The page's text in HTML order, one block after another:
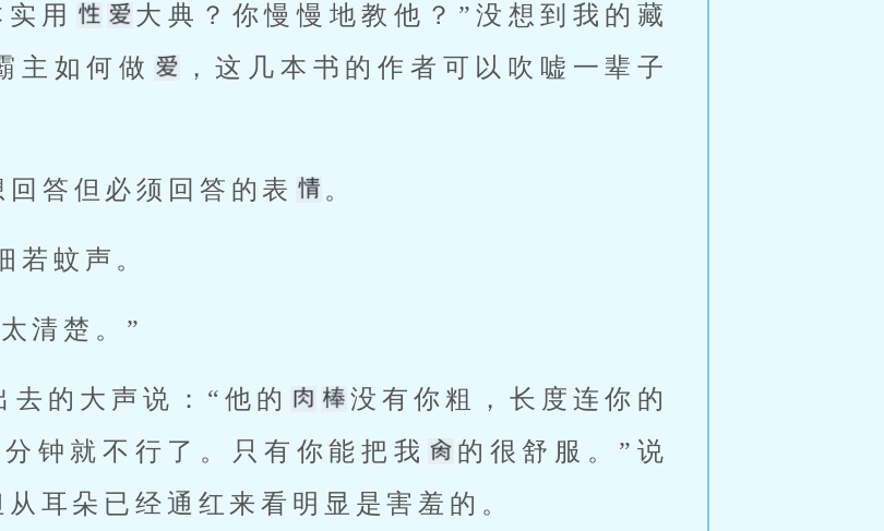
用
大典？你慢慢地教他？”没想到我的藏
主如何做
，这几本书的作者可以吹嘘一辈子
答但必须回答的表 。
若蚊声。
清楚。”
去的大声说：“他的
没有你粗，长度连你的
钟就不行了。只有你能把我
的很舒服。”说
耳朵已经通红来看明显是害羞的。